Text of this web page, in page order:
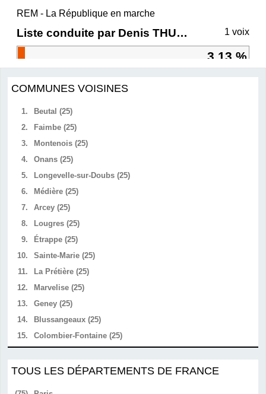
REM - La République en marche
Liste conduite par Denis THURIOT 1 voix
3,13 %
COMMUNES VOISINES
1.
Beutal (25)
2.
Faimbe (25)
3.
Montenois (25)
4.
Onans (25)
5.
Longevelle-sur-Doubs (25)
6.
Médière (25)
7.
Arcey (25)
8.
Lougres (25)
9.
Étrappe (25)
10.
Sainte-Marie (25)
11.
La Prétière (25)
12.
Marvelise (25)
13.
Geney (25)
14.
Blussangeaux (25)
15.
Colombier-Fontaine (25)
TOUS LES DÉPARTEMENTS DE FRANCE